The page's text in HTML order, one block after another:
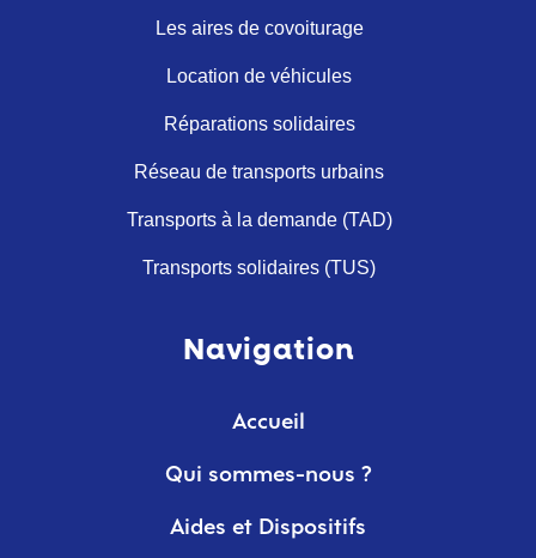
Les aires de covoiturage
Location de véhicules
Réparations solidaires
Réseau de transports urbains
Transports à la demande (TAD)
Transports solidaires (TUS)
Navigation
Accueil
Qui sommes-nous ?
Aides et Dispositifs